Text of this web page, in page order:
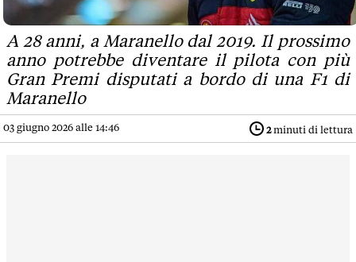
A 28 anni, a Maranello dal 2019. Il prossimo
anno potrebbe diventare il pilota con più
Gran Premi disputati a bordo di una F1 di
Maranello
03 giugno 2026 alle 14:46 2minuti di lettura